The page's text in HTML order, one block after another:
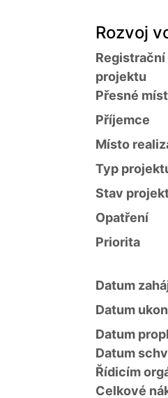
Rozvoj
projektu
Přesné
Příjemce
Místo
Typ
Stav
Opatření
Priorita
Datum
Datum
Datum
Datum
Řídicím
Celkové